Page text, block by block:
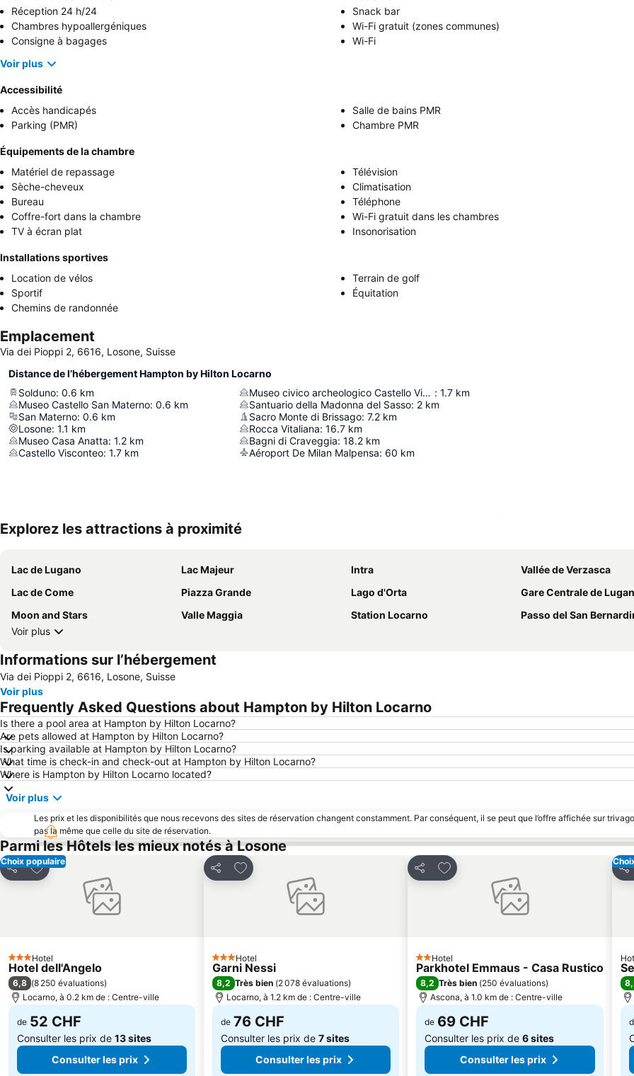
Réception 24 h/24
Snack bar
Chambres hypoallergéniques
Wi-Fi gratuit (zones communes)
Consigne à bagages
Wi-Fi
Voir plus
Accessibilité
Accès handicapés
Salle de bains PMR
Parking (PMR)
Chambre PMR
Équipements de la chambre
Matériel de repassage
Télévision
Sèche-cheveux
Climatisation
Bureau
Téléphone
Coffre-fort dans la chambre
Wi-Fi gratuit dans les chambres
TV à écran plat
Insonorisation
Installations sportives
Location de vélos
Terrain de golf
Sportif
Équitation
Chemins de randonnée
Emplacement
Via dei Pioppi 2, 6616, Losone, Suisse
Distance de l’hébergement Hampton by Hilton Locarno
Solduno: 0.6 km
Museo Castello San Materno: 0.6 km
San Materno: 0.6 km
Losone: 1.1 km
Museo Casa Anatta: 1.2 km
Castello Visconteo: 1.7 km
Museo civico archeologico Castello Visconteo : 1.7 km
Santuario della Madonna del Sasso: 2 km
Sacro Monte di Brissago: 7.2 km
Rocca Vitaliana: 16.7 km
Bagni di Craveggia: 18.2 km
Aéroport De Milan Malpensa: 60 km
Explorez les attractions à proximité
Lac de Lugano Lac Majeur Intra
Vallée de Verzasca
Lac de Come
Piazza Grande Lago d'Orta
Gare Centrale de
Moon and Stars
Valle Maggia Station Locarno
Passo del San
Voir plus
Informations sur l’hébergement
Via dei Pioppi 2, 6616, Losone, Suisse
Voir plus
Frequently Asked Questions about Hampton by Hilton Locarno
Is there a pool area at Hampton by Hilton Locarno?
Are pets allowed at Hampton by Hilton Locarno?
Is parking available at Hampton by Hilton Locarno?
What time is check-in and check-out at Hampton by Hilton Locarno?
Where is Hampton by Hilton Locarno located?
Voir plus
Les prix et les disponibilités que nous recevons des sites de réservation changent constamment. Par conséquent, il se peut que l’offre affichée sur
pas la même que celle du site de réservation.
Parmi les Hôtels les mieux notés à Losone
Choix populaire
Partager
Ajouter à mes favoris
3 Étoiles
Hotel
Hotel dell'Angelo
6,8 (8 250 évaluations)
Locarno, à 0.2 km de : Centre-ville
de 52 CHF
Consulter les prix de 13 sites
Consulter les prix
Partager
Ajouter à mes favoris
3 Étoiles
Hotel
Garni Nessi
8,2 Très bien (2 078 évaluations)
Locarno, à 1.2 km de : Centre-ville
de 76 CHF
Consulter les prix de 7 sites
Consulter les prix
Partager
Ajouter à mes favoris
2 Étoiles
Hotel
Parkhotel Emmaus - Casa Rustico
8,2 Très bien (250 évaluations)
Ascona, à 1.0 km de : Centre-ville
de 69 CHF
Consulter les prix de 6 sites
Consulter les prix